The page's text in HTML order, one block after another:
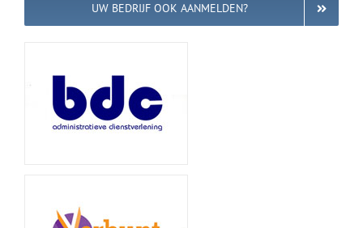
UW BEDRIJF OOK AANMELDEN?